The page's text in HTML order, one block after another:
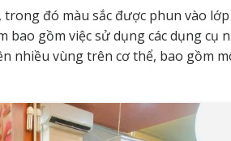
đó màu sắc được phun vào
gồm việc sử dụng các dụng cụ
nhiều vùng trên cơ thể, bao gồm